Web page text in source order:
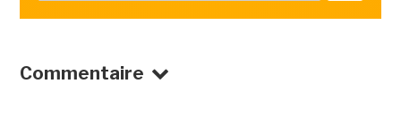
Commentaire